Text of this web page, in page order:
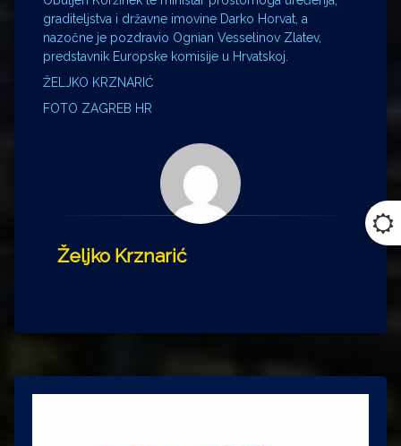
graditeljstva i državne imovine Darko Horvat, a
nazočne je pozdravio Ognian Vesselinov Zlatev,
predstavnik Europske komisije u Hrvatskoj.
ŽELJKO KRZNARIĆ
FOTO ZAGREB HR
Željko Krznarić